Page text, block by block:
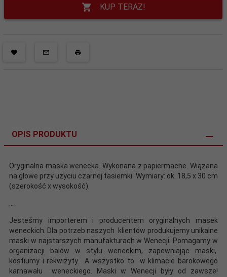
KUP TERAZ!
OPIS PRODUKTU
Oryginalna maska wenecka. Wykonana z papiermache. Wiązana
na głowe przy użyciu czarnej tasiemki. Wymiary: ok. 18,5 x 30 cm
(szerokość x wysokość).
Jesteśmy importerem i producentem oryginalnych masek
weneckich. Dla potrzeb naszych klientów produkujemy unikalne
maski w najstarszych manufakturach w Wenecji. Pomagamy w
organizacji balów w stylu weneckim, zapewniając maski,
kostiumy i rekwizyty. A wszystko to w klimacie barokowego
karnawału weneckiego. Maski w Wenecji były od zawsze!